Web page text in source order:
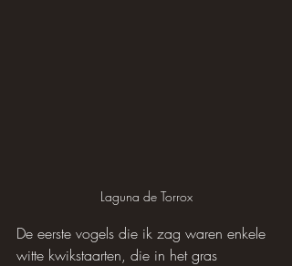
Laguna de Torrox
De eerste vogels die ik zag waren enkele
witte kwikstaarten, die in het gras